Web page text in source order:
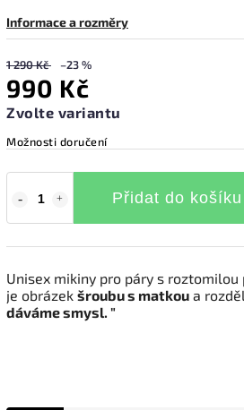
Informace a rozměry
1 290 Kč –23 %
990 Kč
Zvolte variantu
Možnosti doručení
Přidat do košíku
Unisex mikiny pro páry s roztomilou
je obrázek šroubu s matkou a
dáváme smysl. "